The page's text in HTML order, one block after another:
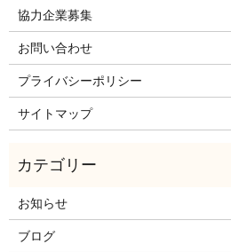
協力企業募集
お問い合わせ
プライバシーポリシー
サイトマップ
お知らせ
ブログ